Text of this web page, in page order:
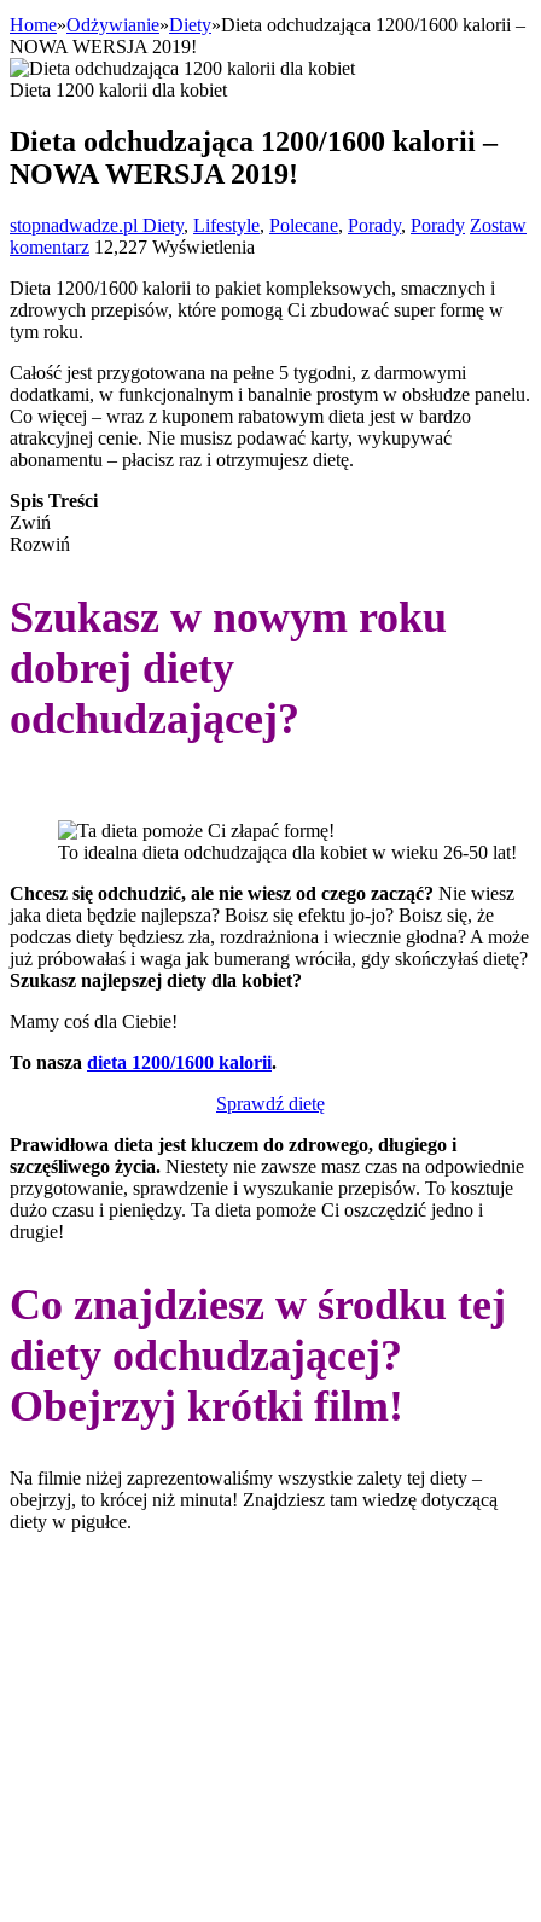
Home»Odżywianie»Diety»Dieta odchudzająca 1200/1600 kalorii –
NOWA WERSJA 2019!
Dieta 1200 kalorii dla kobiet
Dieta odchudzająca 1200/1600 kalorii –
NOWA WERSJA 2019!
stopnadwadze.pl Diety, Lifestyle, Polecane, Porady, Porady Zostaw
komentarz 12,227 Wyświetlenia
Dieta 1200/1600 kalorii to pakiet kompleksowych, smacznych i
zdrowych przepisów, które pomogą Ci zbudować super formę w
tym roku.
Całość jest przygotowana na pełne 5 tygodni, z darmowymi
dodatkami, w funkcjonalnym i banalnie prostym w obsłudze panelu.
Co więcej – wraz z kuponem rabatowym dieta jest w bardzo
atrakcyjnej cenie. Nie musisz podawać karty, wykupywać
abonamentu – płacisz raz i otrzymujesz dietę.
Spis Treści
Zwiń
Rozwiń
Szukasz w nowym roku
dobrej diety
odchudzającej?
To idealna dieta odchudzająca dla kobiet w wieku 26-50 lat!
Chcesz się odchudzić, ale nie wiesz od czego zacząć? Nie wiesz
jaka dieta będzie najlepsza? Boisz się efektu jo-jo? Boisz się, że
podczas diety będziesz zła, rozdrażniona i wiecznie głodna? A może
już próbowałaś i waga jak bumerang wróciła, gdy skończyłaś dietę?
Szukasz najlepszej diety dla kobiet?
Mamy coś dla Ciebie!
To nasza dieta 1200/1600 kalorii.
Sprawdź dietę
Prawidłowa dieta jest kluczem do zdrowego, długiego i
szczęśliwego życia. Niestety nie zawsze masz czas na odpowiednie
przygotowanie, sprawdzenie i wyszukanie przepisów. To kosztuje
dużo czasu i pieniędzy. Ta dieta pomoże Ci oszczędzić jedno i
drugie!
Co znajdziesz w środku tej
diety odchudzającej?
Obejrzyj krótki film!
Na filmie niżej zaprezentowaliśmy wszystkie zalety tej diety –
obejrzyj, to krócej niż minuta! Znajdziesz tam wiedzę dotyczącą
diety w pigułce.